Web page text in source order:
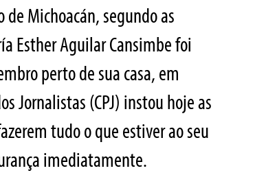
Michoacán, segundo as
Esther Aguilar Cansimbe foi
perto de sua casa, em
Jornalistas (CPJ) instou hoje as
tudo o que estiver ao seu
imediatamente.